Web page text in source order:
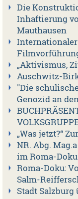
Die
Inhaftierung
Mauthausen
„Aktivismus,
Auschwitz-
"Die
Genozid an
„Was jetzt?“
NR. Abg.
im Roma-Doku
Roma-Doku:
Salm-
Stadt